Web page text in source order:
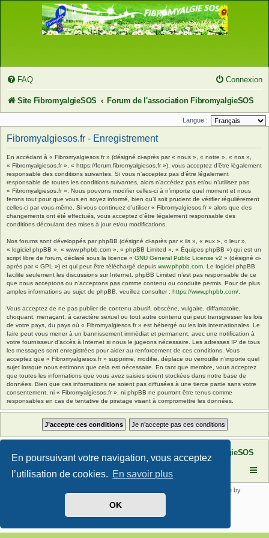
En poursuivant votre navigation, vous acceptez
l’utilisation de cookies. En savoir plus
OK
FAQ Connexion
Site FibromyalgieSOS Forum de l'association FibromyalgieSOS
Langue :
Fibromyalgiesos.fr - Enregistrement
En accédant à « Fibromyalgiesos.fr » (désigné ci-après par « nous », « notre », « nos »,
« Fibromyalgiesos.fr », « https://forum.fibromyalgiesos.fr »), vous acceptez d’être légalement
responsable des conditions suivantes. Si vous n’acceptez pas d’être légalement
responsable de toutes les conditions suivantes, alors n’accédez pas et/ou n’utilisez pas
« Fibromyalgiesos.fr ». Nous pouvons modifier celles-ci à n’importe quel moment et nous
ferons tout pour que vous en soyez informé, bien qu’il soit prudent de vérifier régulièrement
celles-ci par vous-même. Si vous continuez d’utiliser « Fibromyalgiesos.fr » alors que des
changements ont été effectués, vous acceptez d’être légalement responsable des
conditions découlant des mises à jour et/ou modifications.
Nos forums sont développés par phpBB (désigné ci-après par « ils », « eux », « leur »,
« logiciel phpBB », « www.phpbb.com », « phpBB Limited », « Équipes phpBB ») qui est un
script libre de forum, déclaré sous la licence « GNU General Public License v2 » (désigné ci-
après par « GPL ») et qui peut être téléchargé depuis www.phpbb.com . Le logiciel phpBB
facilite seulement les discussions sur Internet. phpBB Limited n’est pas responsable de ce
que nous acceptons ou n’acceptons pas comme contenu ou conduite permis. Pour de plus
amples informations au sujet de phpBB, veuillez consulter : https://www.phpbb.com/
Vous acceptez de ne pas publier de contenu abusif, obscène, vulgaire, diffamatoire,
choquant, menaçant, à caractère sexuel ou tout autre contenu qui peut transgresser les lois
de votre pays, du pays où « Fibromyalgiesos.fr » est hébergé ou les lois internationales. Le
faire peut vous mener à un bannissement immédiat et permanent, avec une notification à
votre fournisseur d’accès à Internet si nous le jugeons nécessaire. Les adresses IP de tous
les messages sont enregistrées pour aider au renforcement de ces conditions. Vous
acceptez que « Fibromyalgiesos.fr » supprime, modifie, déplace ou verrouille n’importe quel
sujet lorsque nous estimons que cela est nécessaire. En tant que membre, vous acceptez
que toutes les informations que vous avez saisies soient stockées dans notre base de
données. Bien que ces informations ne soient pas diffusées à une tierce partie sans votre
consentement, ni « Fibromyalgiesos.fr », ni phpBB ne pourront être tenus comme
responsables en cas de tentative de piratage visant à compromettre les données.
Site FibromyalgieSOS Forum de l'association FibromyalgieSOS
® Forum Software © phpBB Limited | SE Square by
Traduit par